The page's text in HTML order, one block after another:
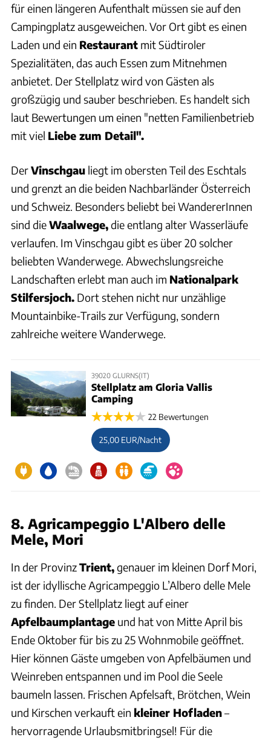
für einen längeren Aufenthalt müssen sie auf den
Campingplatz ausgeweichen. Vor Ort gibt es einen
Laden und ein Restaurant mit Südtiroler
Spezialitäten, das auch Essen zum Mitnehmen
anbietet. Der Stellplatz wird von Gästen als
großzügig und sauber beschrieben. Es handelt sich
laut Bewertungen um einen "netten Familienbetrieb
mit viel Liebe zum Detail".
DerVinschgau liegt im obersten Teil des Eschtals
und grenzt an die beiden Nachbarländer Österreich
und Schweiz. Besonders beliebt bei WandererInnen
sind dieWaalwege,die entlang alter Wasserläufe
verlaufen. Im Vinschgau gibt es über 20 solcher
beliebten Wanderwege. Abwechslungsreiche
Landschaften erlebt man auch im Nationalpark
Stilfersjoch. Dort stehen nicht nur unzählige
Mountainbike-Trails zur Verfügung, sondern
zahlreiche weitere Wanderwege.
39020 GLURNS(IT)
Stellplatz am Gloria Vallis
Camping
22 Bewertungen
25,00 EUR/Nacht
8. Agricampeggio L'Albero delle
Mele, Mori
In der ProvinzTrient,genauer im kleinen Dorf Mori,
ist der idyllische Agricampeggio L’Albero delle Mele
zu finden. Der Stellplatz liegt auf einer
Apfelbaumplantage und hat von Mitte April bis
Ende Oktober für bis zu 25 Wohnmobile geöffnet.
Hier können Gäste umgeben von Apfelbäumen und
Weinreben entspannen und im Pool die Seele
baumeln lassen. Frischen Apfelsaft, Brötchen, Wein
und Kirschen verkauft ein kleiner Hofladen–
hervorragende Urlaubsmitbringsel! Für die